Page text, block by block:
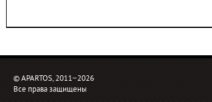
© APARTOS, 2011−2026
Все права защищены